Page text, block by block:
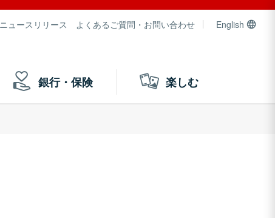
ニュースリリース よくあるご質問・お問い合わせ English
銀行・保険 楽しむ